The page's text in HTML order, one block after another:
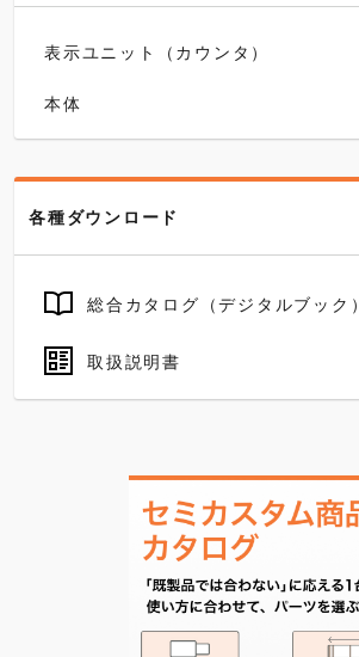
表示ユニット（カウンタ）
本体
各種ダウンロード
総合カタログ（デジタルブック）
取扱説明書